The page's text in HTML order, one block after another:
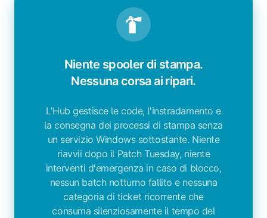
Niente spooler di stampa.
Nessuna corsa ai ripari.
L'Hub gestisce le code, l'instradamento e
la consegna dei processi di stampa senza
un servizio Windows sottostante. Niente
riavvii dopo il Patch Tuesday, niente
interventi d'emergenza in caso di blocco,
nessun batch notturno fallito e nessuna
categoria di ticket ricorrente che
consuma silenziosamente il tempo del